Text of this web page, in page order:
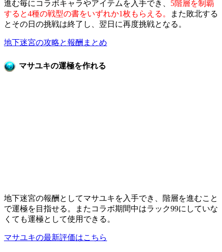
進む毎にコラボキャラやアイテムを入手でき、 5階層を制覇
すると4種の戦型の書をいずれか1枚もらえる。
また敗北する
とその日の挑戦は終了し、翌日に再度挑戦となる。
地下迷宮の攻略と報酬まとめ
マサユキの運極を作れる
地下迷宮の報酬としてマサユキを入手でき、階層を進むこと
で運極を目指せる。またコラボ期間中はラック99にしていな
くても運極として使用できる。
マサユキの最新評価はこちら